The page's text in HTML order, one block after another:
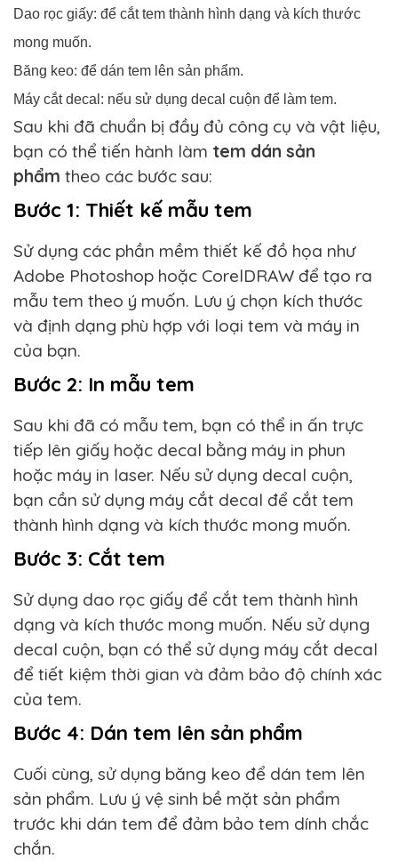
Dao rọc giấy: để cắt tem thành hình dạng và kích thước
mong muốn.
Băng keo: để dán tem lên sản phẩm.
Máy cắt decal: nếu sử dụng decal cuộn để làm tem.
Sau khi đã chuẩn bị đầy đủ công cụ và vật liệu,
bạn có thể tiến hành làm tem dán sản
phẩm theo các bước sau:
Bước 1: Thiết kế mẫu tem
Sử dụng các phần mềm thiết kế đồ họa như
Adobe Photoshop hoặc CorelDRAW để tạo ra
mẫu tem theo ý muốn. Lưu ý chọn kích thước
và định dạng phù hợp với loại tem và máy in
của bạn.
Bước 2: In mẫu tem
Sau khi đã có mẫu tem, bạn có thể in ấn trực
tiếp lên giấy hoặc decal bằng máy in phun
hoặc máy in laser. Nếu sử dụng decal cuộn,
bạn cần sử dụng máy cắt decal để cắt tem
thành hình dạng và kích thước mong muốn.
Bước 3: Cắt tem
Sử dụng dao rọc giấy để cắt tem thành hình
dạng và kích thước mong muốn. Nếu sử dụng
decal cuộn, bạn có thể sử dụng máy cắt decal
để tiết kiệm thời gian và đảm bảo độ chính xác
của tem.
Bước 4: Dán tem lên sản phẩm
Cuối cùng, sử dụng băng keo để dán tem lên
sản phẩm. Lưu ý vệ sinh bề mặt sản phẩm
trước khi dán tem để đảm bảo tem dính chắc
chắn.